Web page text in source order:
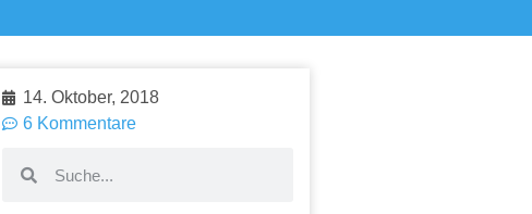
14. Oktober, 2018
6 Kommentare